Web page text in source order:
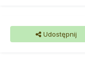
Udostępnij